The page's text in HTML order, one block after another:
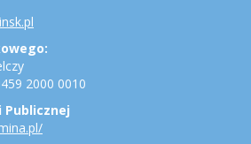
2000 0010